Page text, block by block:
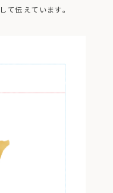
て伝えています。